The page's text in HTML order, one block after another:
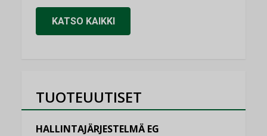
KATSO KAIKKI
TUOTEUUTISET
HALLINTAJÄRJESTELMÄ EG